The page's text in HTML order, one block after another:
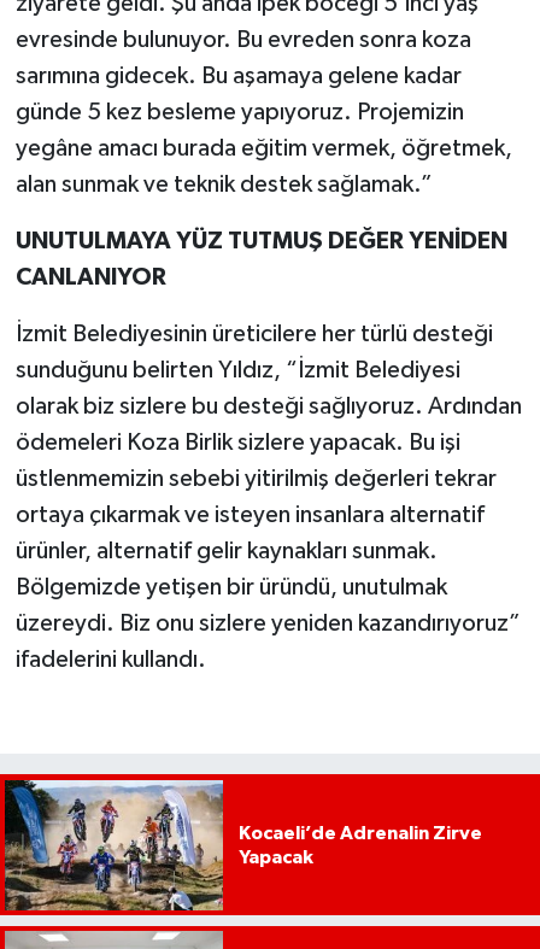
evresinde bulunuyor. Bu evreden sonra koza
sarımına gidecek. Bu aşamaya gelene kadar
günde 5 kez besleme yapıyoruz. Projemizin
yegâne amacı burada eğitim vermek, öğretmek,
alan sunmak ve teknik destek sağlamak.”
UNUTULMAYA YÜZ TUTMUŞ DEĞER YENİDEN
CANLANIYOR
İzmit Belediyesinin üreticilere her türlü desteği
sunduğunu belirten Yıldız, “İzmit Belediyesi
olarak biz sizlere bu desteği sağlıyoruz. Ardından
ödemeleri Koza Birlik sizlere yapacak. Bu işi
üstlenmemizin sebebi yitirilmiş değerleri tekrar
ortaya çıkarmak ve isteyen insanlara alternatif
ürünler, alternatif gelir kaynakları sunmak.
Bölgemizde yetişen bir üründü, unutulmak
üzereydi. Biz onu sizlere yeniden kazandırıyoruz”
ifadelerini kullandı.
Kocaeli’de Adrenalin Zirve
Yapacak